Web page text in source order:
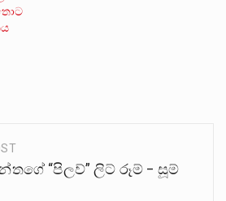
“පිලව්” ලිට් රූම් – සූම්